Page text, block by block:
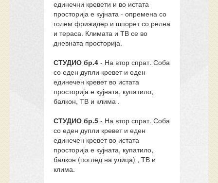
единечни кревети и во истата
просторија е кујната - опремена со
голем фрижидер и шпорет со релна
и тераса. Климата и ТВ се во
дневната просторија.
СТУДИО бр.4 - На втор спрат. Соба
со еден дупли кревет и еден
единечен кревет во истата
просторија е кујната, купатило,
балкон, ТВ и клима .
СТУДИО бр.5 - На втор спрат. Соба
со еден дупли кревет и еден
единечен кревет во истата
просторија е кујната, купатило,
балкон (поглед на улица) , ТВ и
клима.